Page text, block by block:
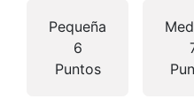
Pequeña
6
Puntos